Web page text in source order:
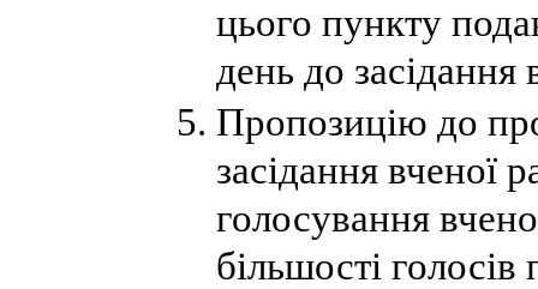
цього пункту
день до засідання
Пропозицію до
засідання вченої
голосування
більшості голосів